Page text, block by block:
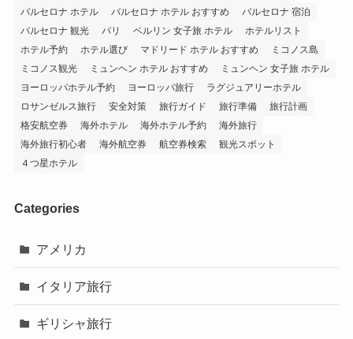
バルセロナ ホテル
バルセロナ ホテル おすすめ
バルセロナ 宿泊
バルセロナ 観光
パリ ベルリン 女子旅 ホテル
ホテルリスト
ホテル予約
ホテル選び マドリード ホテル おすすめ
ミコノス島
ミコノス観光
ミュンヘン ホテル おすすめ
ミュンヘン 女子旅 ホテル
ヨーロッパホテル予約
ヨーロッパ旅行
ラグジュアリーホテル
ロサンゼルス旅行
安全対策 旅行ガイド 旅行準備
旅行計画
格安航空券
海外ホテル 海外ホテル予約
海外旅行
海外旅行初心者
海外航空券 航空券検索
観光スポット
４つ星ホテル
Categories
アメリカ
イタリア旅行
ギリシャ旅行